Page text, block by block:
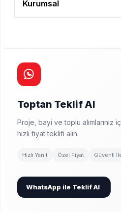
Kurumsal
Toptan Teklif Al
Proje, bayi ve toplu alımlarınız
hızlı fiyat teklifi alın.
Hızlı Yanıt Özel Fiyat Güvenli
WhatsApp ile Teklif Al